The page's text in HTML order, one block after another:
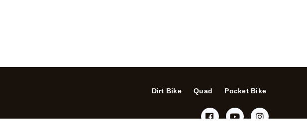
Dirt Bike Quad Pocket Bike